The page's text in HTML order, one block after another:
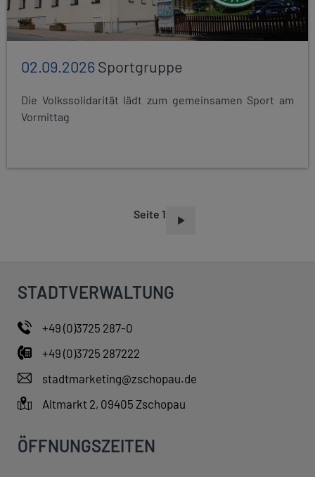
02.09.2026Sportgruppe
Die Volkssolidarität lädt zum gemeinsamen Sport am
Vormittag
Seite 1
STADTVERWALTUNG
+49 (0)3725 287-0
+49 (0)3725 287222
stadtmarketing@zschopau.de
Altmarkt 2, 09405 Zschopau
ÖFFNUNGSZEITEN